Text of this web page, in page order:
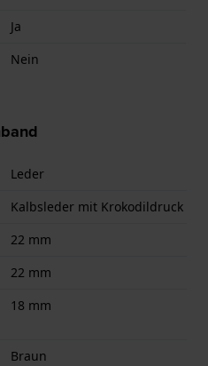
Ja
Nein
Leder
Kalbsleder mit Krokodildruck
22 mm
22 mm
18 mm
Braun